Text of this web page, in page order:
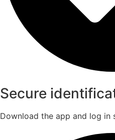
Secure
Download the app and log in